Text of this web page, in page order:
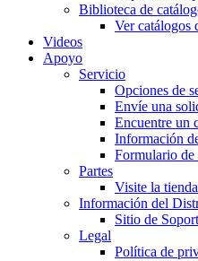
Biblioteca de
Ver catálogos
Videos
Apoyo
Servicio
Opciones de
Envíe una
Encuentre un
Información
Formulario de
Partes
Visite la
Información del
Sitio de
Legal
Política de